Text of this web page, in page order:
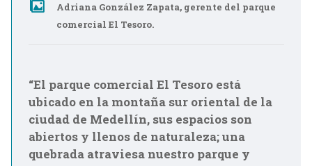
Adriana González Zapata, gerente del parque
comercial El Tesoro.
“El parque comercial El Tesoro está
ubicado en la montaña sur oriental de la
ciudad de Medellín, sus espacios son
abiertos y llenos de naturaleza; una
quebrada atraviesa nuestro parque y